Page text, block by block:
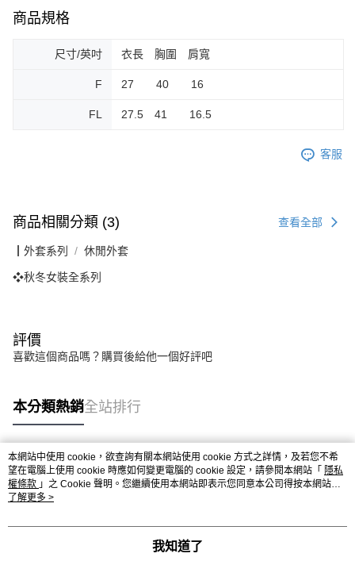
商品規格
尺寸/英吋 衣長 胸圍 肩寬
F 27 40 16
FL 27.5 41 16.5
客服
商品相關分類 (3) 查看全部
┃外套系列 休閒外套
❖秋冬女裝全系列
評價
喜歡這個商品嗎？購買後給他一個好評吧
本分類熱銷全站排行
熱門標籤
本網站中使用 cookie，欲查詢有關本網站使用 cookie 方式之詳情，及若您不希
望在電腦上使用 cookie 時應如何變更電腦的 cookie 設定，請參閱本網站「 隱私
權條款 」之 Cookie 聲明。您繼續使用本網站即表示您同意本公司得按本網站使
用條款之 Cookie 聲明使用 cookie。
了解更多 >
我知道了